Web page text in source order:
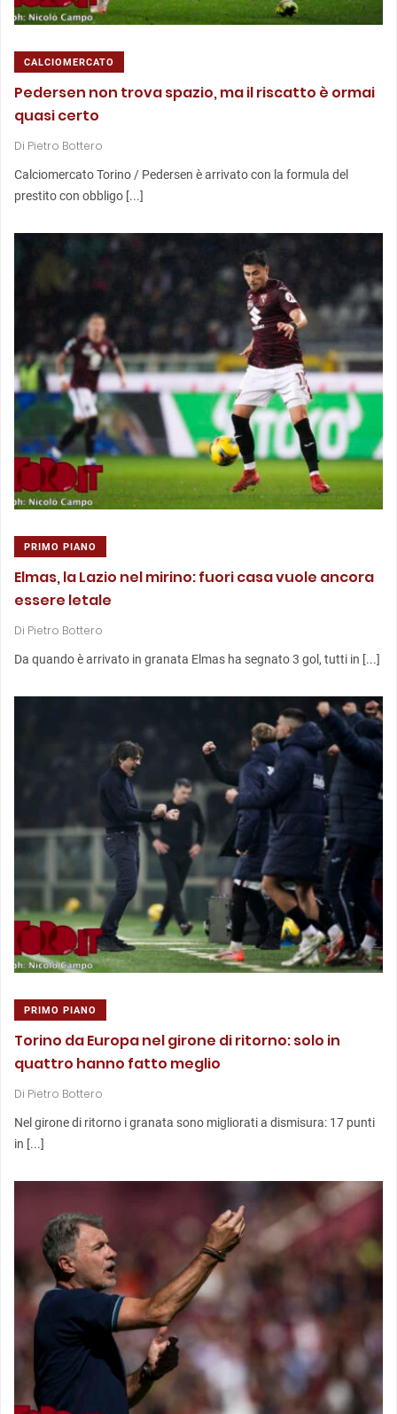
CALCIOMERCATO
Pedersen non trova spazio, ma il riscatto è ormai
quasi certo
Di Pietro Bottero
Calciomercato Torino / Pedersen è arrivato con la formula del
prestito con obbligo [...]
PRIMO PIANO
Elmas, la Lazio nel mirino: fuori casa vuole ancora
essere letale
Di Pietro Bottero
Da quando è arrivato in granata Elmas ha segnato 3 gol, tutti in [...]
PRIMO PIANO
Torino da Europa nel girone di ritorno: solo in
quattro hanno fatto meglio
Di Pietro Bottero
Nel girone di ritorno i granata sono migliorati a dismisura: 17 punti
in [...]